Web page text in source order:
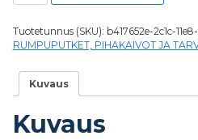
Tuotetunnus (SKU): b417652e-2c1c-
RUMPUPUTKET, PIHAKAIVOT JA
Kuvaus
Kuvaus